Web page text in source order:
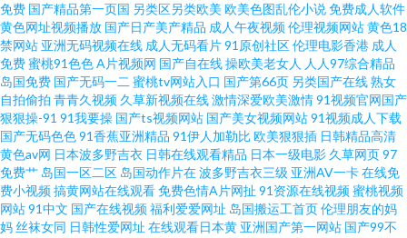
嫩草久久 91黑丝国产 免费91小视频 久久肏av 91人妻互换绿帽论坛 蜜桃视频
二区 69人人妻人人爱 人人妻人人欺 qvod新电影 91在线免费网站 在线视频99
羞羞视频 香港三及电影 精品人人让人日日 午夜快播 国产美女性爱色aV 四级
片污码传媒 激情五月天福利导航 91性情网站 欧美午夜久久一二免 欧美独立
久久精品 av色色更新资源 人人插人人射 91自拍青娱乐 少妇人妻无码导航 国
免费 国产精品第一页国 另类区另类欧美 欧美色图乱伦小说免费成人软件
黄色网址视频播放 国产日产美产精品 成人午夜视频伦理视频网站黄色18
禁网站 亚洲无码视频在线 成人无码看片91原创社区伦理电影香港 成人
免费蜜桃91色色A片视频网 国产自在线操欧美老女人 人人97综合精品
岛国免费 国产无码一二蜜桃tv网站入口 国产第66页 另类国产在线熟女
自拍偷拍 青青久视频 久草新视频在线激情深爱欧美激情91视频官网国产
狠狠操-91 91我要操 国产ts视频网站 国产美女视频网站91视频成人下载
国产无码色色91香蕉亚洲精品 91伊人加勒比欧美狠狠插 日韩精品高清
黄色av网 日本波多野吉衣 日韩在线观看精品 日本一级电影 久草网页97
免费艹 岛国一区二区 岛国动作片在波多野吉衣三级 亚洲AV一卡在线免
费小视频搞黄网站在线观看免费色情A片网扯 91资源在线视频蜜桃视频
网站91中文 国产在线视频福利爱爱网址 岛国搬运工首页伦理朋友的妈
妈丝袜女同 日韩性爱网址 在线观看日本黄 亚洲国产第一网站 国产99不